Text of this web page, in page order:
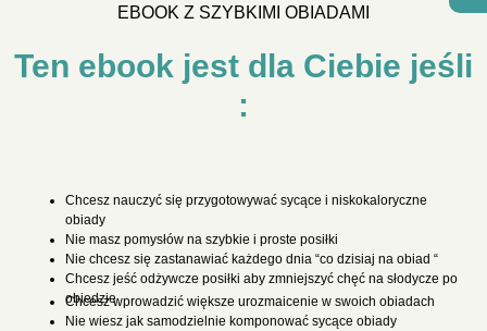
EBOOK Z SZYBKIMI OBIADAMI
Ten ebook jest dla Ciebie jeśli
:
Chcesz nauczyć się przygotowywać sycące i niskokaloryczne
obiady
Nie masz pomysłów na szybkie i proste posiłki
Nie chcesz się zastanawiać każdego dnia “co dzisiaj na obiad “
Chcesz jeść odżywcze posiłki aby zmniejszyć chęć na słodycze po
obiedzie
Chcesz wprowadzić większe urozmaicenie w swoich obiadach
Nie wiesz jak samodzielnie komponować sycące obiady